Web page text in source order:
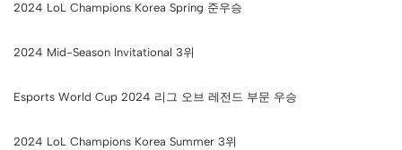
2024 LoL Champions Korea Spring 준우승
2024 Mid-Season Invitational 3위
Esports World Cup 2024 리그 오브 레전드 부문 우승
2024 LoL Champions Korea Summer 3위